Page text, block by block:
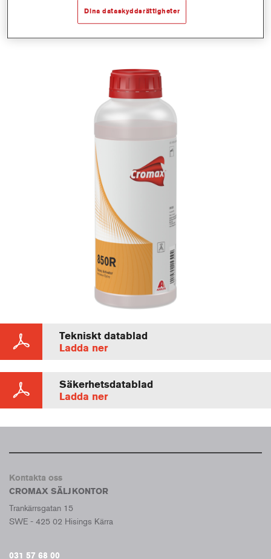
Produktnummer
Tekniskt datablad
Ladda ner
Säkerhetsdatablad
Ladda ner
Kontakta oss
CROMAX SÄLJKONTOR
Trankärrsgatan 15
SWE - 425 02 Hisings Kärra
031 57 68 00
Dina dataskyddsrättigheter